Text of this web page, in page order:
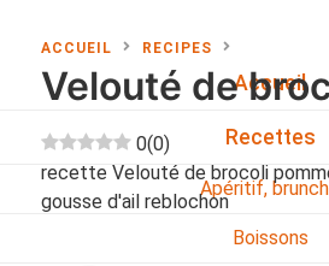
Accueil
Recettes
Apéritif,
Boissons
ACCUEIL RECIPES
Velouté de
0(0)
recette Velouté de brocoli
gousse d'ail reblochon